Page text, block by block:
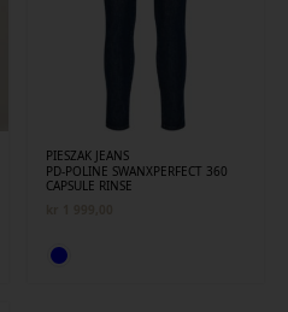
PIESZAK JEANS
PD-POLINE SWANXPERFECT 360
CAPSULE RINSE